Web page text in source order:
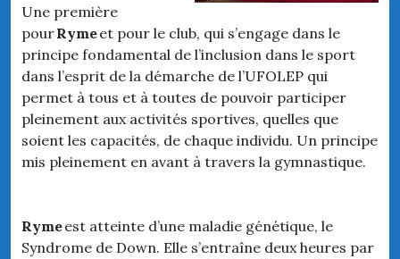
Une première
pourRymeet pour le club, qui s’engage dans le
principe fondamental de l’inclusion dans le sport
dans l’esprit de la démarche de l’UFOLEP qui
permet à tous et à toutes de pouvoir participer
pleinement aux activités sportives, quelles que
soient les capacités, de chaque individu. Un principe
mis pleinement en avant à travers la gymnastique.
Rymeest atteinte d’une maladie génétique, le
Syndrome de Down. Elle s’entraîne deux heures par